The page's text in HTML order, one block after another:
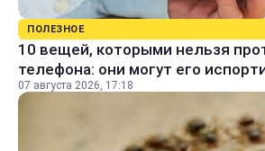
ПОЛЕЗНОЕ
10 вещей, которыми нельзя
телефона: они могут его
07 августа 2026, 17:18